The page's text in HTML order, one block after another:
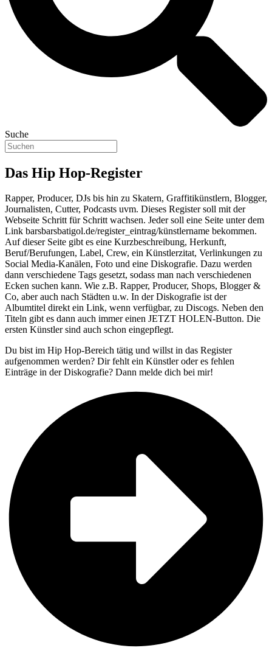
Suche
Das Hip Hop-Register
Rapper, Producer, DJs bis hin zu Skatern, Graffitikünstlern, Blogger,
Journalisten, Cutter, Podcasts uvm. Dieses Register soll mit der
Webseite Schritt für Schritt wachsen. Jeder soll eine Seite unter dem
Link barsbarsbatigol.de/register_eintrag/künstlername bekommen.
Auf dieser Seite gibt es eine Kurzbeschreibung, Herkunft,
Beruf/Berufungen, Label, Crew, ein Künstlerzitat, Verlinkungen zu
Social Media-Kanälen, Foto und eine Diskografie. Dazu werden
dann verschiedene Tags gesetzt, sodass man nach verschiedenen
Ecken suchen kann. Wie z.B. Rapper, Producer, Shops, Blogger &
Co, aber auch nach Städten u.w. In der Diskografie ist der
Albumtitel direkt ein Link, wenn verfügbar, zu Discogs. Neben den
Titeln gibt es dann auch immer einen JETZT HOLEN-Button. Die
ersten Künstler sind auch schon eingepflegt.
Du bist im Hip Hop-Bereich tätig und willst in das Register
aufgenommen werden? Dir fehlt ein Künstler oder es fehlen
Einträge in der Diskografie? Dann melde dich bei mir!